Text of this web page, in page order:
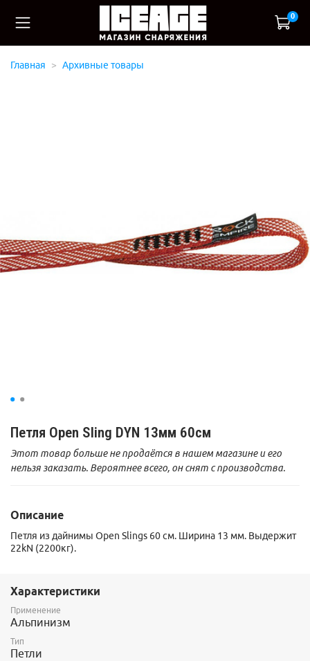
0
Главная Архивные товары
Петля Open Sling DYN 13мм 60см
Этот товар больше не продаётся в нашем магазине и его
нельзя заказать. Вероятнее всего, он снят с производства.
Описание
Петля из дайнимы Open Slings 60 см. Ширина 13 мм. Выдержит
22kN (2200кг).
Характеристики
Применение
Альпинизм
Тип
Петли